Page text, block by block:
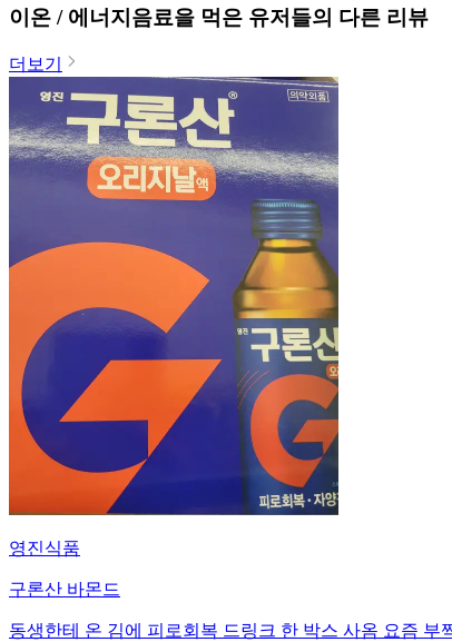
이온 / 에너지음료을 먹은 유저들의 다른 리뷰
더보기
영진식품
구론산 바몬드
동생한테 온 김에 피로회복 드링크 한 박스 사옴 요즘